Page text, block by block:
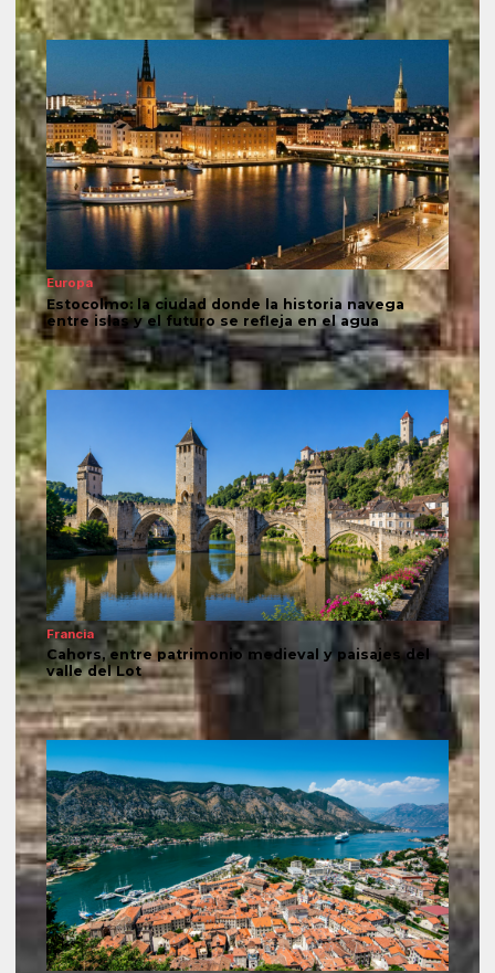
Europa
Estocolmo: la ciudad donde la historia navega
entre islas y el futuro se refleja en el agua
Francia
Cahors, entre patrimonio medieval y paisajes del
valle del Lot